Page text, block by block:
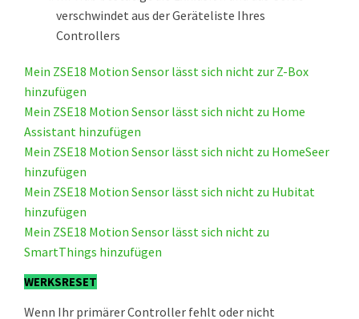
verschwindet aus der Geräteliste Ihres
Controllers
Mein ZSE18 Motion Sensor lässt sich nicht zur Z-Box
hinzufügen
Mein ZSE18 Motion Sensor lässt sich nicht zu Home
Assistant hinzufügen
Mein ZSE18 Motion Sensor lässt sich nicht zu HomeSeer
hinzufügen
Mein ZSE18 Motion Sensor lässt sich nicht zu Hubitat
hinzufügen
Mein ZSE18 Motion Sensor lässt sich nicht zu
SmartThings hinzufügen
WERKSRESET
Wenn Ihr primärer Controller fehlt oder nicht